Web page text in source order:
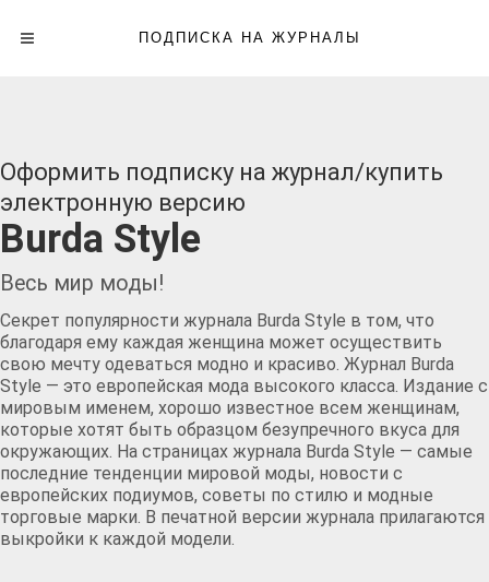
ПОДПИСКА НА ЖУРНАЛЫ
Оформить подписку на журнал/купить
электронную версию
Burda Style
Весь мир моды!
Секрет популярности журнала Burda Style в том, что
благодаря ему каждая женщина может осуществить
свою мечту одеваться модно и красиво. Журнал Burda
Style — это европейская мода высокого класса. Издание с
мировым именем, хорошо известное всем женщинам,
которые хотят быть образцом безупречного вкуса для
окружающих. На страницах журнала Burda Style — самые
последние тенденции мировой моды, новости с
европейских подиумов, советы по стилю и модные
торговые марки. В печатной версии журнала прилагаются
выкройки к каждой модели.